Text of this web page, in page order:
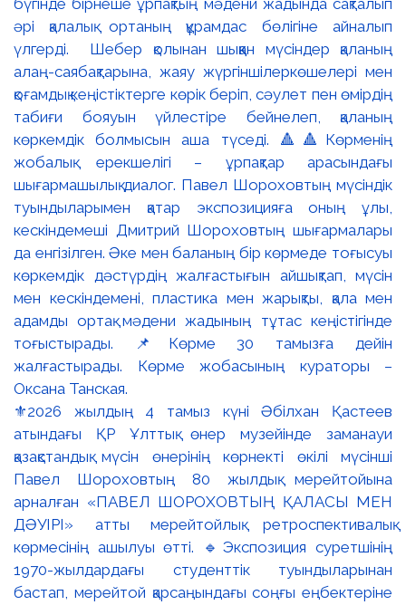
⚜️2026 жылдың 4 тамыз күні Әбілхан Қастеев
атындағы ҚР Ұлттық өнер музейінде заманауи
қазақстандық мүсін өнерінің көрнекті өкілі мүсінші
Павел Шороховтың 80 жылдық мерейтойына
арналған «ПАВЕЛ ШОРОХОВТЫҢ ҚАЛАСЫ МЕН
ДӘУІРІ» атты мерейтойлық ретроспективалық
көрмесінің ашылуы өтті. 🔹Экспозиция суретшінің
1970-жылдардағы студенттік туындыларынан
бастап, мерейтой қарсаңындағы соңғы еңбектеріне